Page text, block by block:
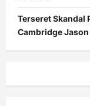
Terseret Skandal
Cambridge